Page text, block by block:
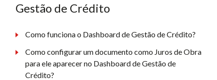
Gestão de Crédito
Como funciona o Dashboard de Gestão de Crédito?
Como configurar um documento como Juros de Obra
para ele aparecer no Dashboard de Gestão de
Crédito?